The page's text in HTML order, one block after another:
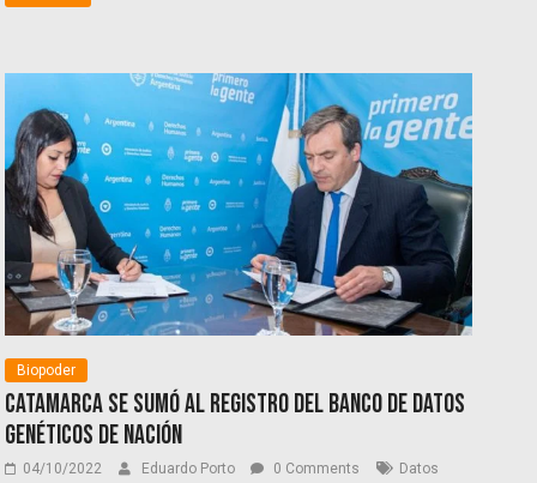
Biopoder
Catamarca se sumó al Registro del Banco de Datos
Genéticos de Nación
04/10/2022 Eduardo Porto 0 Comments
Datos